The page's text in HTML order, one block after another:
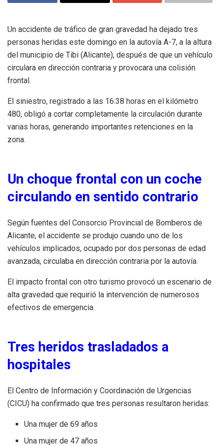
Un accidente de tráfico de gran gravedad ha dejado tres
personas heridas este domingo en la autovía A-7, a la altura
del municipio de Tibi (Alicante), después de que un vehículo
circulara en dirección contraria y provocara una colisión
frontal.
El siniestro, registrado a las 16:38 horas en el kilómetro
480, obligó a cortar completamente la circulación durante
varias horas, generando importantes retenciones en la
zona.
Un choque frontal con un coche
circulando en sentido contrario
Según fuentes del Consorcio Provincial de Bomberos de
Alicante, el accidente se produjo cuando uno de los
vehículos implicados, ocupado por dos personas de edad
avanzada, circulaba en dirección contraria por la autovía.
El impacto frontal con otro turismo provocó un escenario de
alta gravedad que requirió la intervención de numerosos
efectivos de emergencia.
Tres heridos trasladados a
hospitales
El Centro de Información y Coordinación de Urgencias
(CICU) ha confirmado que tres personas resultaron heridas:
Una mujer de 69 años
Una mujer de 47 años